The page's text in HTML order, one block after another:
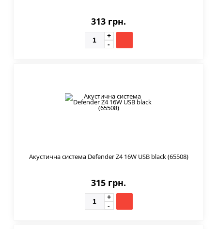
313 грн.
Акустична система Defender Z4 16W USB black (65508)
315 грн.